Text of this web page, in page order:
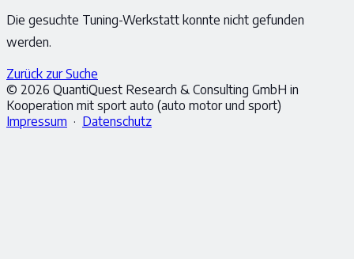
Die gesuchte Tuning-Werkstatt konnte nicht gefunden
werden.
Zurück zur Suche
© 2026 QuantiQuest Research & Consulting GmbH in
Kooperation mit sport auto (auto motor und sport)
Impressum · Datenschutz